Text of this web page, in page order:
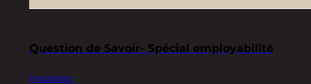
Précédent
Question de Savoir- Spécial employabilité